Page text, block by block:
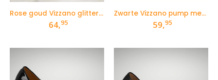
Rose goud Vizzano glitterpumps met 9 cm hak
64,95
Zwarte Vizzano pump met 5 cm blokhak
59,95